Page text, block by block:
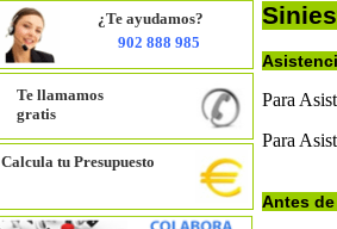
902 888 985
¿Te ayudamos?
Te llamamos
gratis
Calcula tu Presupuesto
Para
Para
Antes